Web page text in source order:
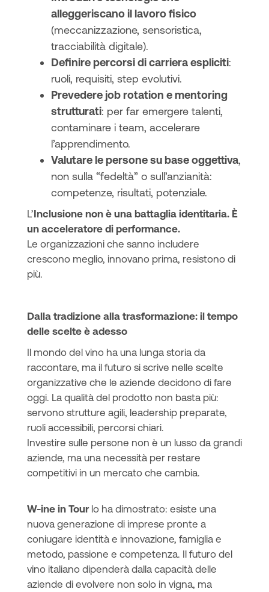
alleggeriscano il lavoro fisico
(meccanizzazione, sensoristica,
tracciabilità digitale).
Definire percorsi di carriera espliciti:
ruoli, requisiti, step evolutivi.
Prevedere job rotation e mentoring
strutturati: per far emergere talenti,
contaminare i team, accelerare
l’apprendimento.
Valutare le persone su base oggettiva,
non sulla “fedeltà” o sull’anzianità:
competenze, risultati, potenziale.
L’Inclusione non è una battaglia identitaria. È
un acceleratore di performance.
Le organizzazioni che sanno includere
crescono meglio, innovano prima, resistono di
più.
Dalla tradizione alla trasformazione: il tempo
delle scelte è adesso
Il mondo del vino ha una lunga storia da
raccontare, ma il futuro si scrive nelle scelte
organizzative che le aziende decidono di fare
oggi. La qualità del prodotto non basta più:
servono strutture agili, leadership preparate,
ruoli accessibili, percorsi chiari.
Investire sulle persone non è un lusso da grandi
aziende, ma una necessità per restare
competitivi in un mercato che cambia.
W-ine in Tourlo ha dimostrato: esiste una
nuova generazione di imprese pronte a
coniugare identità e innovazione, famiglia e
metodo, passione e competenza. Il futuro del
vino italiano dipenderà dalla capacità delle
aziende di evolvere non solo in vigna, ma